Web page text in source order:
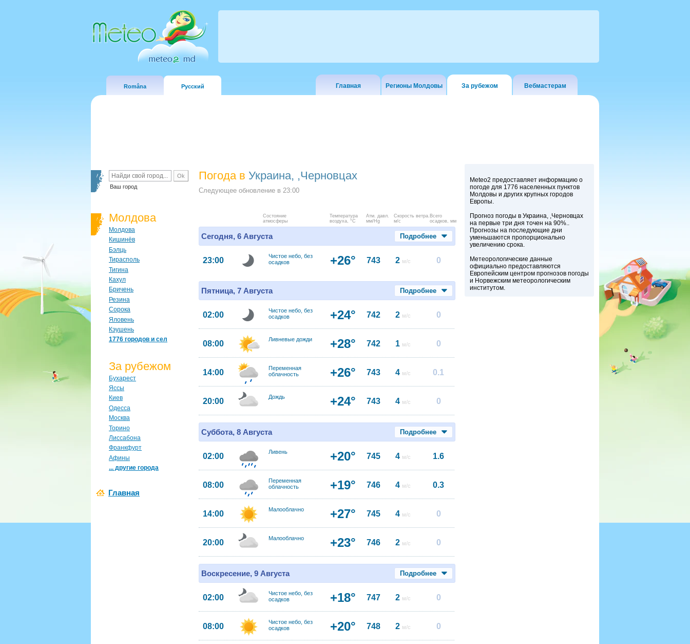
Româna Русский Главная Регионы Молдовы За рубежом Вебмастерам
Ваш город
Молдова
Молдова
Кишинёв
Бэлць
Тирасполь
Тигина
Кахул
Бричень
Резина
Сорока
Яловень
Кэушень
1776 городов и сел
За рубежом
Бухарест
Яссы
Киев
Одесса
Москва
Торино
Лиссабона
Франкфурт
Афины
... другие города
Главная
Погода в Украина, ,Черновцах
Следующее обновление в 23:00
Состояние
атмосферы
Температура
воздуха, °C
Атм. давл.
мм/Hg
Скорость ветра.
м/с
Всего
осадков, мм
Сегодня, 6 Августа Подробнее
23:00
Чистое небо, без
осадков
+26° 743 2 м/с 0
Пятница, 7 Августа Подробнее
02:00
Чистое небо, без
осадков
+24° 742 2 м/с 0
08:00 Ливневые дожди +28° 742 1 м/с 0
14:00
Переменная
облачность
+26° 743 4 м/с 0.1
20:00 Дождь +24° 743 4 м/с 0
Суббота, 8 Августа Подробнее
02:00 Ливень +20° 745 4 м/с 1.6
08:00
Переменная
облачность
+19° 746 4 м/с 0.3
14:00 Малооблачно +27° 745 4 м/с 0
20:00 Малооблачно +23° 746 2 м/с 0
Воскресение, 9 Августа Подробнее
02:00
Чистое небо, без
осадков
+18° 747 2 м/с 0
08:00
Чистое небо, без
осадков
+20° 748 2 м/с 0
Meteo2 предоставляет информацию о
погоде для 1776 населенных пунктов
Молдовы и других крупных городов
Европы.
Прогноз погоды в Украина, ,Черновцах
на первые три дня точен на 90%..
Прогнозы на последующие дни
уменьшаются пропорционально
увеличению срока.
Метеорологические данные
официально предоставляются
Европейским центром прогнозов погоды
и Норвежским метеорологическим
институтом.